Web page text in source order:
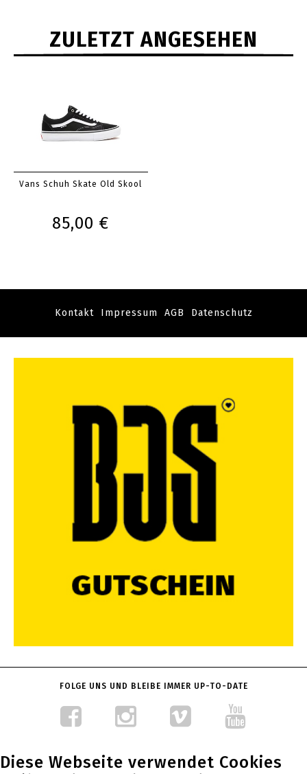
ZULETZT ANGESEHEN
Vans Schuh Skate Old Skool
85,00 €
Kontakt Impressum AGB Datenschutz
FOLGE UNS UND BLEIBE IMMER UP-TO-DATE
Diese Webseite verwendet Cookies